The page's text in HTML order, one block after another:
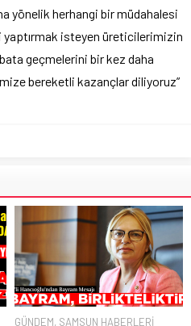
yönelik herhangi bir müdahalesi
yaptırmak isteyen üreticilerimizin
geçmelerini bir kez daha
bereketli kazançlar diliyoruz”
GÜNDEM, SAMSUN HABERLERİ